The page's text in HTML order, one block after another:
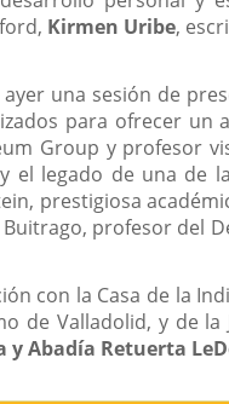
Kirmen Uribe,
una sesión de
para ofrecer
Group y profesor
el legado de una de
prestigiosa
profesor del
con la Casa de la
de Valladolid, y de
y Abadía Retuerta